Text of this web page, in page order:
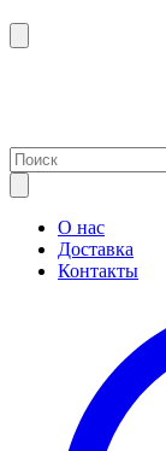
О нас
Доставка
Контакты